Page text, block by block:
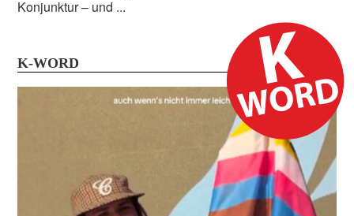
Konjunktur – und ...
K-WORD